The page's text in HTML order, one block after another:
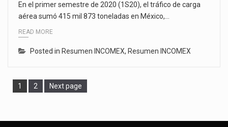
En el primer semestre de 2020 (1S20), el tráfico de carga
aérea sumó 415 mil 873 toneladas en México,…
READ MORE
Posted in Resumen INCOMEX, Resumen INCOMEX
Page
1 Page
2 Next page